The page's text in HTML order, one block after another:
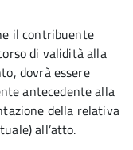
il contribuente
di validità alla
dovrà essere
antecedente alla
della relativa
all’atto.